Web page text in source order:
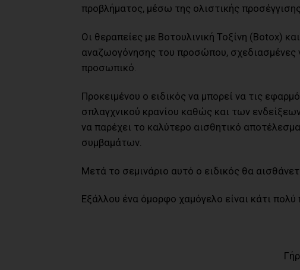
προβλήματος, μέσω της ολιστικής
Οι θεραπείες με Βοτουλινική Τοξίνη (Botox)
αναζωογόνησης του προσώπου, σχεδιασμένες
προσωπικό.
Προκειμένου ο ειδικός να μπορεί να τις
σπλαγχνικού κρανίου καθώς και των
να παρέχει το καλύτερο αισθητικό
συμβαμάτων.
Μετά το σεμινάριο αυτό ο ειδικός θα
Εξάλλου ένα όμορφο χαμόγελο είναι κάτι